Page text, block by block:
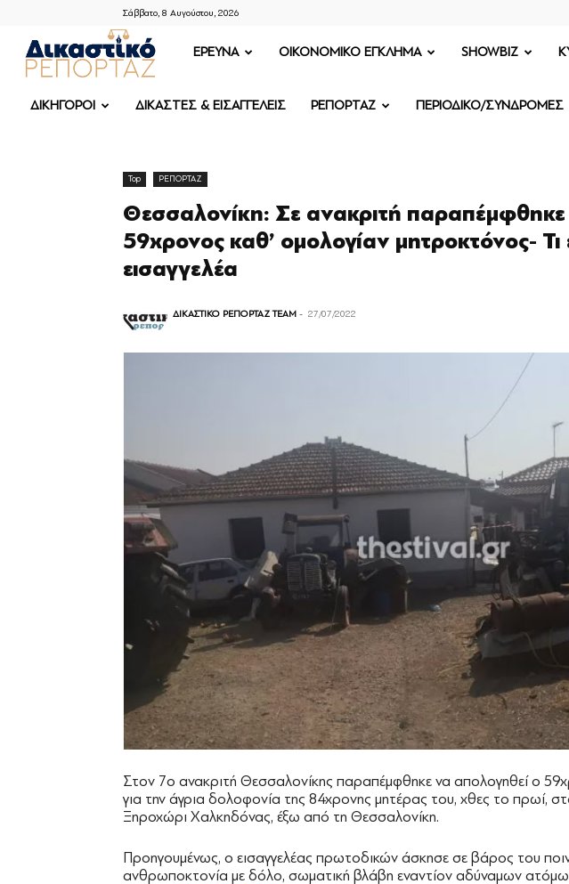
Σάββατο, 8 Αυγούστου, 2026
ΔΙΚΑΣΤΙΚΟ
ΡΕΠΟΡΤΑΖ
ΕΡΕΥΝΑ OIKONOMIKO ΕΓΚΛΗΜΑ SHOWBIZ
ΔΙΚΗΓΟΡΟΙ ΔΙΚΑΣΤΕΣ & ΕΙΣΑΓΓΕΛΕΙΣ ΡΕΠΟΡΤΑΖ ΠΕΡΙΟΔΙΚΟ/ΣΥΝΔΡΟΜΕΣ
Top ΡΕΠΟΡΤΑΖ
Θεσσαλονίκη: Σε ανακριτή
59χρονος καθ’ ομολογίαν μητροκτόνος- Τι
εισαγγελέα
ΔΙΚΑΣΤΙΚΟ ΡΕΠΟΡΤΑΖ TEAM - 27/07/2022
Στον 7ο ανακριτή Θεσσαλονίκης παραπέμφθηκε να απολογηθεί ο
για την άγρια δολοφονία της 84χρονης μητέρας του, χθες το πρωί,
Ξηροχώρι Χαλκηδόνας, έξω από τη Θεσσαλονίκη.
Προηγουμένως, ο εισαγγελέας πρωτοδικών άσκησε σε βάρος του
ανθρωποκτονία με δόλο, σωματική βλάβη εναντίον αδύναμων ατόμων